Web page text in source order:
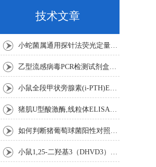
技术文章
小蛇菌属通用探针法荧光定量PCR试剂盒实验注意事项
乙型流感病毒PCR检测试剂盒反应五要素
小鼠全段甲状旁腺素(i-PTH)ELISA试剂盒操作步骤
猪肌U型酸激酶,线粒体ELISA试剂盒注意事项
如何判断猪葡萄球菌阳性对照是否失效
小鼠1,25-二羟基3（DHVD3）elisa试剂盒操作步骤